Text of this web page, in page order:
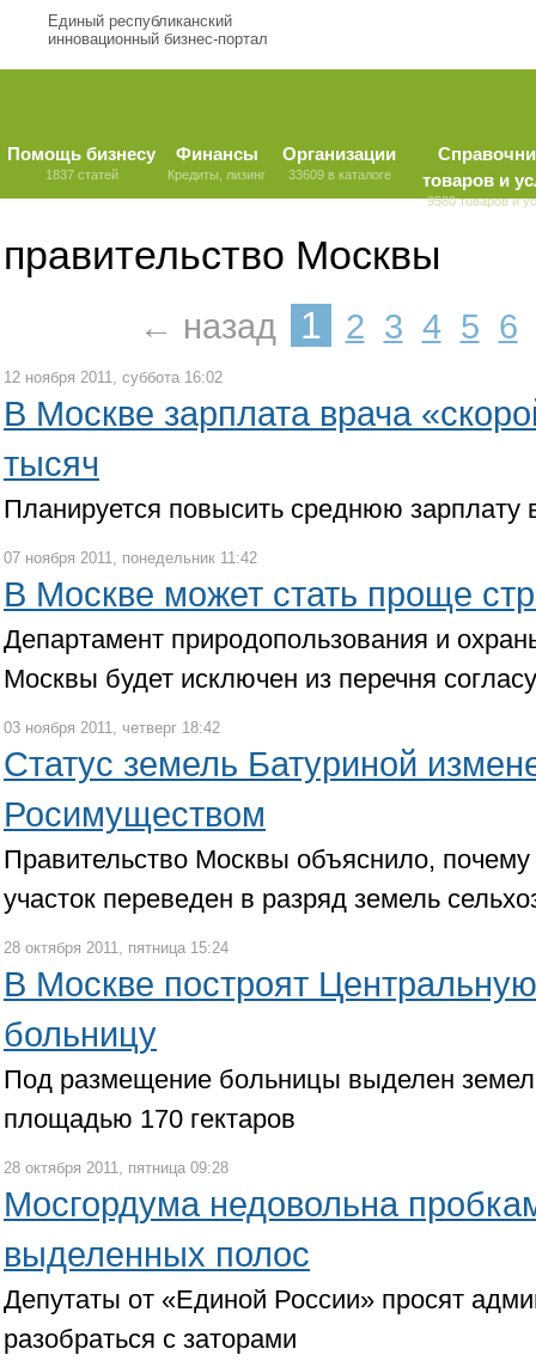
Единый республиканский
инновационный бизнес-портал
Помощь бизнесу
1837 статей
Финансы
Кредиты, лизинг
Организации
33609 в каталоге
товаров и
9580 товаров и
правительство Москвы
← назад 1 2 3 4 5 6
12 ноября 2011, суббота 16:02
В Москве зарплата врача
тысяч
Планируется повысить среднюю зарплату
07 ноября 2011, понедельник 11:42
В Москве может стать проще
Департамент природопользования и
Москвы будет исключен из перечня
03 ноября 2011, четверг 18:42
Статус земель Батуриной
Росимуществом
Правительство Москвы объяснило,
участок переведен в разряд земель
28 октября 2011, пятница 15:24
В Москве построят
больницу
Под размещение больницы выделен
площадью 170 гектаров
28 октября 2011, пятница 09:28
Мосгордума недовольна
выделенных полос
Депутаты от «Единой России» просят
разобраться с заторами